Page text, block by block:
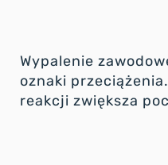
Wypalenie
oznaki
reakcji zwiększa